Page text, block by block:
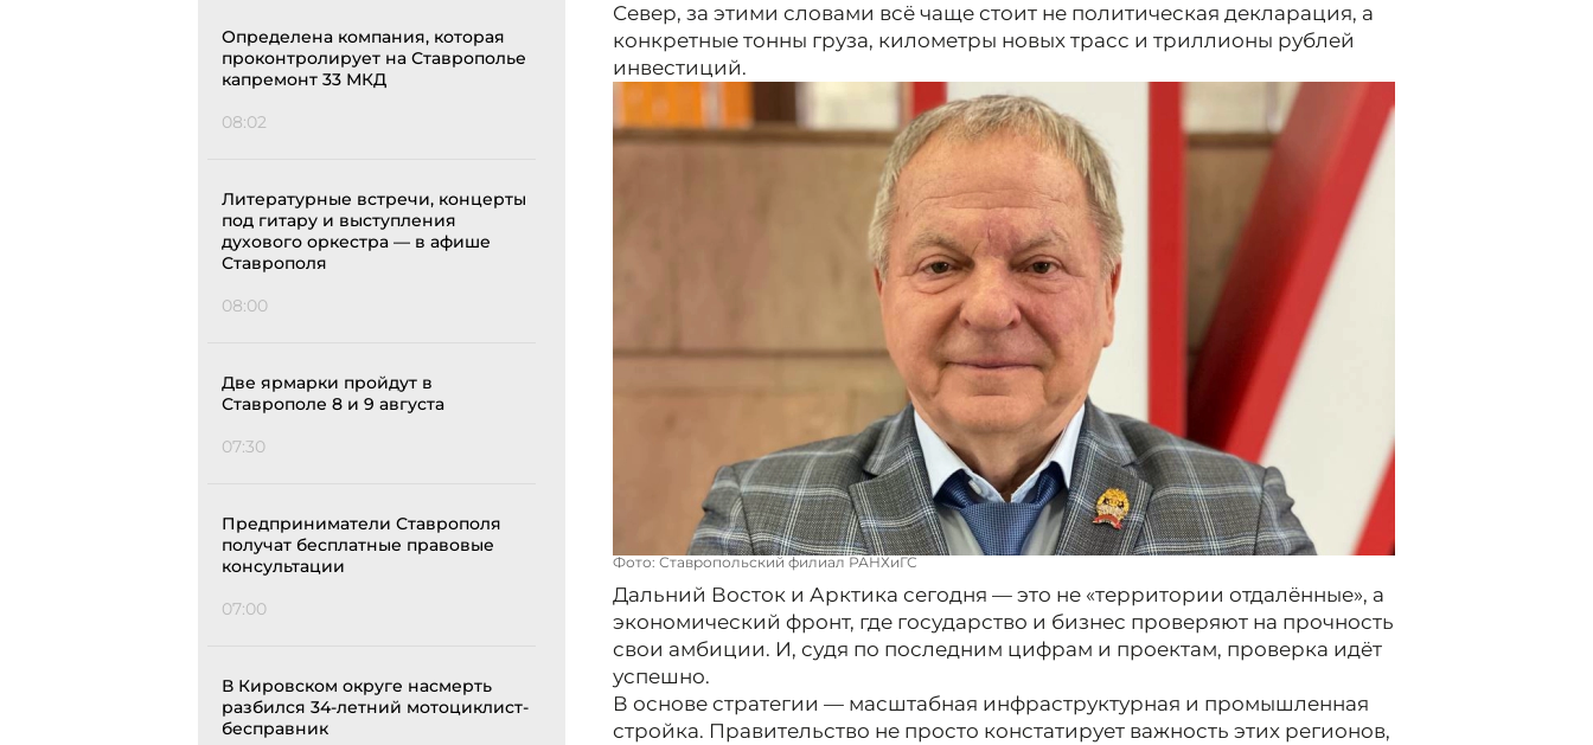
Определена компания, которая
проконтролирует на Ставрополье
капремонт 33 МКД
08:02
Литературные встречи, концерты
под гитару и выступления
духового оркестра — в афише
Ставрополя
08:00
Две ярмарки пройдут в
Ставрополе 8 и 9 августа
07:30
Предприниматели Ставрополя
получат бесплатные правовые
консультации
07:00
В Кировском округе насмерть
разбился 34-летний мотоциклист-
бесправник
Север, за этими словами всё чаще стоит не политическая декларация, а
конкретные тонны груза, километры новых трасс и триллионы рублей
инвестиций.
Фото: Ставропольский филиал РАНХиГС
Дальний Восток и Арктика сегодня — это не «территории отдалённые», а
экономический фронт, где государство и бизнес проверяют на прочность
свои амбиции. И, судя по последним цифрам и проектам, проверка идёт
успешно.
В основе стратегии — масштабная инфраструктурная и промышленная
стройка. Правительство не просто констатирует важность этих регионов,